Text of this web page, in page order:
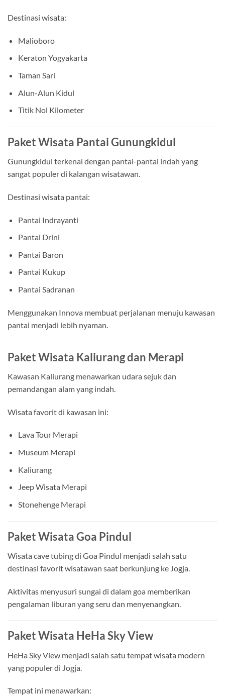
Destinasi wisata:
Malioboro
Keraton Yogyakarta
Taman Sari
Alun-Alun Kidul
Titik Nol Kilometer
Paket Wisata Pantai Gunungkidul
Gunungkidul terkenal dengan pantai-pantai indah yang
sangat populer di kalangan wisatawan.
Destinasi wisata pantai:
Pantai Indrayanti
Pantai Drini
Pantai Baron
Pantai Kukup
Pantai Sadranan
Menggunakan Innova membuat perjalanan menuju kawasan
pantai menjadi lebih nyaman.
Paket Wisata Kaliurang dan Merapi
Kawasan Kaliurang menawarkan udara sejuk dan
pemandangan alam yang indah.
Wisata favorit di kawasan ini:
Lava Tour Merapi
Museum Merapi
Kaliurang
Jeep Wisata Merapi
Stonehenge Merapi
Paket Wisata Goa Pindul
Wisata cave tubing di Goa Pindul menjadi salah satu
destinasi favorit wisatawan saat berkunjung ke Jogja.
Aktivitas menyusuri sungai di dalam goa memberikan
pengalaman liburan yang seru dan menyenangkan.
Paket Wisata HeHa Sky View
HeHa Sky View menjadi salah satu tempat wisata modern
yang populer di Jogja.
Tempat ini menawarkan: